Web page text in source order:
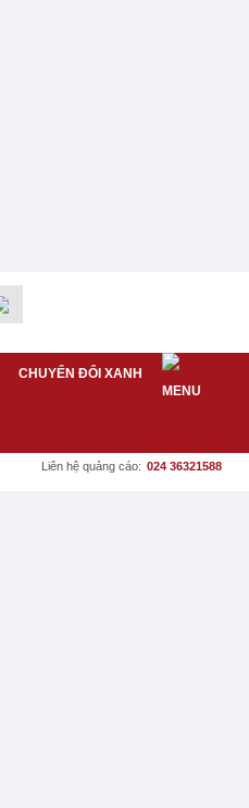
CHUYỂN ĐỔI XANH
Liên hệ quảng cáo: 024 36321588